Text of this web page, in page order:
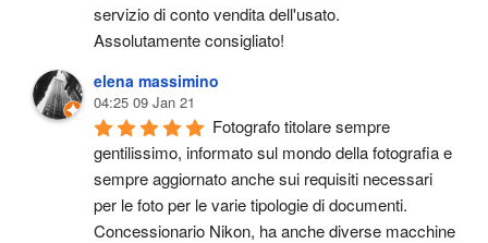
servizio di conto vendita dell'usato.
Assolutamente consigliato!
elena massimino
04:25 09 Jan 21
Fotografo titolare sempre
gentilissimo, informato sul mondo della fotografia e
sempre aggiornato anche sui requisiti necessari
per le foto per le varie tipologie di documenti.
Concessionario Nikon, ha anche diverse macchine